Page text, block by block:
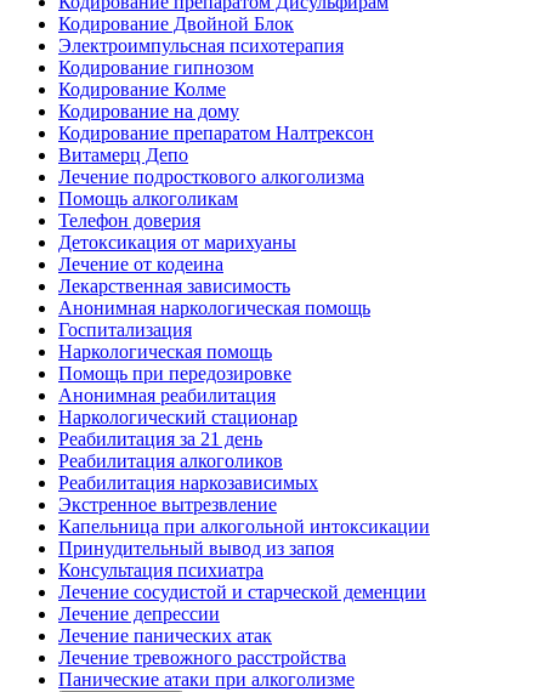
Кодирование Двойной Блок
Электроимпульсная психотерапия
Кодирование гипнозом
Кодирование Колме
Кодирование на дому
Кодирование препаратом Налтрексон
Витамерц Депо
Лечение подросткового алкоголизма
Помощь алкоголикам
Телефон доверия
Детоксикация от марихуаны
Лечение от кодеина
Лекарственная зависимость
Анонимная наркологическая помощь
Госпитализация
Наркологическая помощь
Помощь при передозировке
Анонимная реабилитация
Наркологический стационар
Реабилитация за 21 день
Реабилитация алкоголиков
Реабилитация наркозависимых
Экстренное вытрезвление
Капельница при алкогольной интоксикации
Принудительный вывод из запоя
Консультация психиатра
Лечение сосудистой и старческой деменции
Лечение депрессии
Лечение панических атак
Лечение тревожного расстройства
Панические атаки при алкоголизме